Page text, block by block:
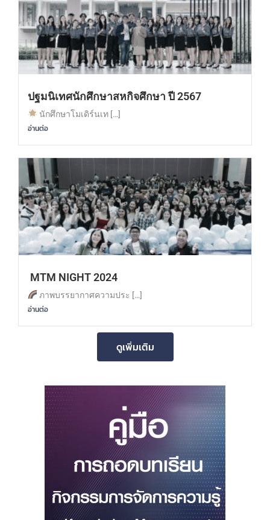
ปฐมนิเทศนักศึกษาสหกิจศึกษา ปี 2567
นักศึกษาโมเดิร์นเท […]
อ่านต่อ
MTM NIGHT 2024
ภาพบรรยากาศความประ […]
อ่านต่อ
ดูเพิ่มเติม